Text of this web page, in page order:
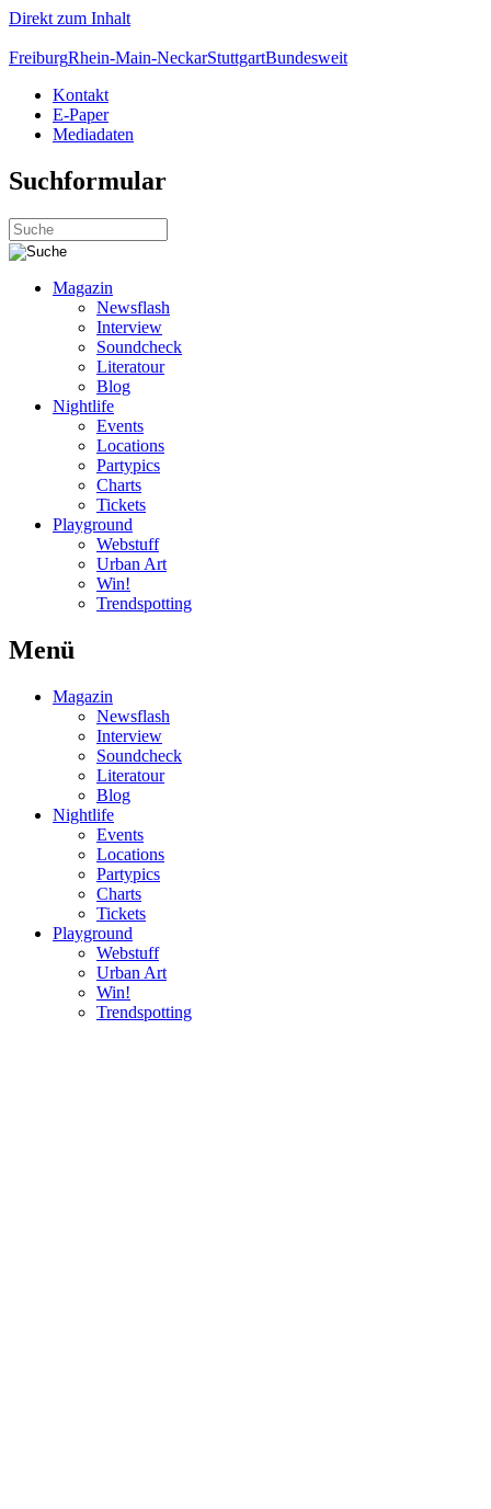
Direkt zum Inhalt
FreiburgRhein-Main-NeckarStuttgartBundesweit
Kontakt
E-Paper
Mediadaten
Suchformular
Magazin
Newsflash
Interview
Soundcheck
Literatour
Blog
Nightlife
Events
Locations
Partypics
Charts
Tickets
Playground
Webstuff
Urban Art
Win!
Trendspotting
Menü
Magazin
Newsflash
Interview
Soundcheck
Literatour
Blog
Nightlife
Events
Locations
Partypics
Charts
Tickets
Playground
Webstuff
Urban Art
Win!
Trendspotting